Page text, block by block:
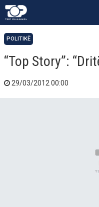
POLITIKË
“Top Story”:
29/03/2012 00:00